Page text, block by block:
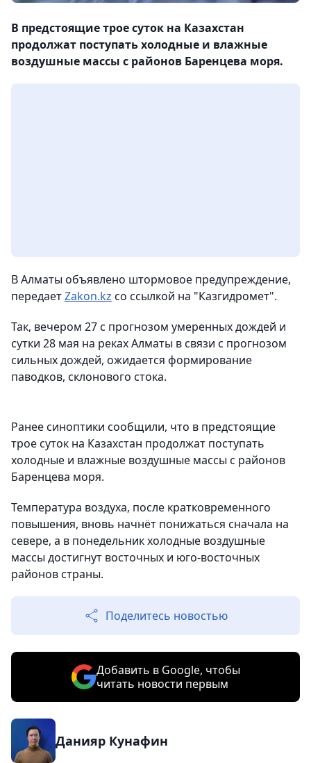
В предстоящие трое суток на Казахстан
продолжат поступать холодные и влажные
воздушные массы с районов Баренцева моря.
В Алматы объявлено штормовое предупреждение,
передаетZakon.kz со ссылкой на "Казгидромет".
Так, вечером 27 с прогнозом умеренных дождей и
сутки 28 мая на реках Алматы в связи с прогнозом
сильных дождей, ожидается формирование
паводков, склонового стока.
Ранее синоптики сообщили, что в предстоящие
трое суток на Казахстан продолжат поступать
холодные и влажные воздушные массы с районов
Баренцева моря.
Температура воздуха, после кратковременного
повышения, вновь начнёт понижаться сначала на
севере, а в понедельник холодные воздушные
массы достигнут восточных и юго-восточных
районов страны.
Поделитесь новостью
Добавить в Google, чтобы
читать новости первым
Данияр Кунафин